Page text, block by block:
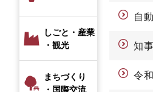
しごと・産業
・観光
まちづくり
・国際交流
自
知
令